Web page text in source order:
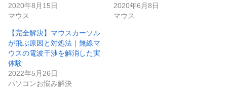
2020年8月15日
マウス
2020年6月8日
マウス
【完全解決】マウスカーソル
が飛ぶ原因と対処法｜無線マ
ウスの電波干渉を解消した実
体験
2022年5月26日
パソコンお悩み解決